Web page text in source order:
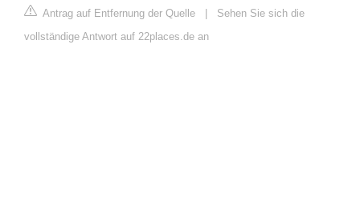
Antrag auf Entfernung der Quelle | Sehen Sie sich die
vollständige Antwort auf 22places.de an